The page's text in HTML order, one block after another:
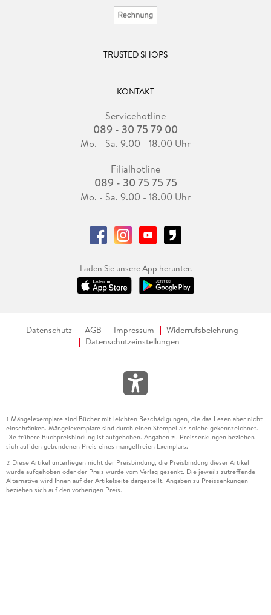
TRUSTED SHOPS
KONTAKT
Servicehotline
089 - 30 75 79 00
Mo. - Sa. 9.00 - 18.00 Uhr
Filialhotline
089 - 30 75 75 75
Mo. - Sa. 9.00 - 18.00 Uhr
Laden Sie unsere App herunter.
Datenschutz AGB Impressum
Widerrufsbelehrung
Datenschutzeinstellungen
1 Mängelexemplare sind Bücher mit leichten Beschädigungen, die das Lesen aber nicht
einschränken. Mängelexemplare sind durch einen Stempel als solche gekennzeichnet.
Die frühere Buchpreisbindung ist aufgehoben. Angaben zu Preissenkungen beziehen
sich auf den gebundenen Preis eines mangelfreien Exemplars.
2 Diese Artikel unterliegen nicht der Preisbindung, die Preisbindung dieser Artikel
wurde aufgehoben oder der Preis wurde vom Verlag gesenkt. Die jeweils zutreffende
Alternative wird Ihnen auf der Artikelseite dargestellt. Angaben zu Preissenkungen
beziehen sich auf den vorherigen Preis.